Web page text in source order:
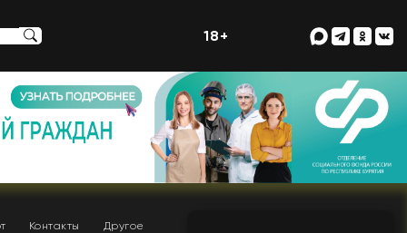
18+
Контакты Другое